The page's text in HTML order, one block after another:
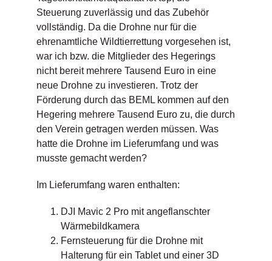
Steuerung zuverlässig und das Zubehör
vollständig. Da die Drohne nur für die
ehrenamtliche Wildtierrettung vorgesehen ist,
war ich bzw. die Mitglieder des Hegerings
nicht bereit mehrere Tausend Euro in eine
neue Drohne zu investieren. Trotz der
Förderung durch das BEML kommen auf den
Hegering mehrere Tausend Euro zu, die durch
den Verein getragen werden müssen. Was
hatte die Drohne im Lieferumfang und was
musste gemacht werden?
Im Lieferumfang waren enthalten:
DJI Mavic 2 Pro mit angeflanschter
Wärmebildkamera
Fernsteuerung für die Drohne mit
Halterung für ein Tablet und einer 3D